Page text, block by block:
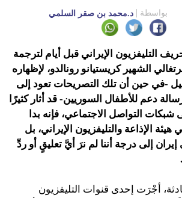
بواسطة د.محمد بن صقر السلمي
التليفزيون الإيراني قبل أيام لترجمة
الشهير كريستيانو رونالدو، لإظهاره
-في حين أن تلك التصريحات تعود إلى
رسالة دعم للأطفال السوريين- قد أثار كثيرًا
التواصل الاجتماعي، فإنه بدا
الإذاعة والتليفزيون الإيراني، بل
إلى درجة أننا لم نرَ أيَّ تعليقٍ أو ردِّ
أجْرَت إحدى قنوات التليفزيون